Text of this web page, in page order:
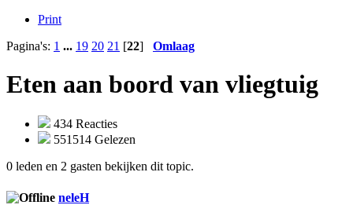
Print
Pagina's: 1 ... 19 20 21 [22] Omlaag
Eten aan boord van vliegtuig
434 Reacties
551514 Gelezen
0 leden en 2 gasten bekijken dit topic.
neleH